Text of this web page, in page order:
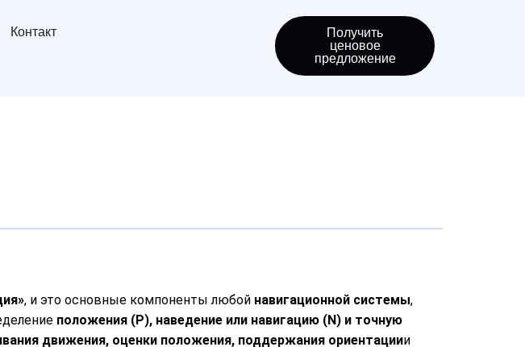
Контакт
Получить
ценовое
предложение
, и это основные компоненты любой навигационной системы,
положения (P), наведение или навигацию (N) и точную
движения, оценки положения, поддержания ориентациии